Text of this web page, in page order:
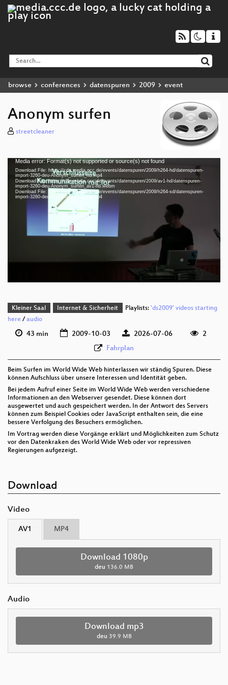
browse conferences datenspuren 2009 event
Anonym surfen
streetcleaner
Video
Player
Media error: Format(s) not supported or source(s) not found
Download File: https://cdn.media.ccc.de/events/datenspuren/2009/h264-hd/datenspuren-
import-3260-deu-Anonym_surfen_hd.mp4
Download File: https://cdn.media.ccc.de/events/datenspuren/2009/av1-hd/datenspuren-
import-3260-deu-Anonym_surfen_av1-hd.webm
Download File: https://cdn.media.ccc.de/events/datenspuren/2009/h264-sd/datenspuren-
import-3260-deu-Anonym_surfen_sd.mp4
deu 1080p (mp4)
deu 1080p (webm;codecs=av01)
Kleiner Saal Internet & Sicherheit Playlists: 'ds2009' videos starting
here /audio
43 min 2009-10-03 2026-07-06
2
Fahrplan
Beim Surfen im World Wide Web hinterlassen wir ständig Spuren. Diese
können Aufschluss über unsere Interessen und Identität geben.
Bei jedem Aufruf einer Seite im World Wide Web werden verschiedene
Informationen an den Webserver gesendet. Diese können dort
ausgewertet und auch gespeichert werden. In der Antwort des Servers
können zum Beispiel Cookies oder JavaScript enthalten sein, die eine
bessere Verfolgung des Besuchers ermöglichen.
Im Vortrag werden diese Vorgänge erklärt und Möglichkeiten zum Schutz
vor den Datenkraken des World Wide Web oder vor repressiven
Regierungen aufgezeigt.
Download
Video
AV1 MP4
Download 1080p
deu 136.0 MB
Audio
Download mp3
deu 39.9 MB